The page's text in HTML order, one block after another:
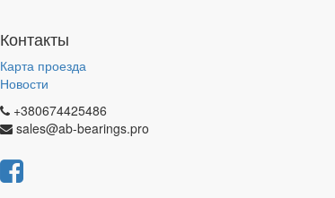
Контакты
Карта проезда
Новости
+380674425486
sales@ab-bearings.pro